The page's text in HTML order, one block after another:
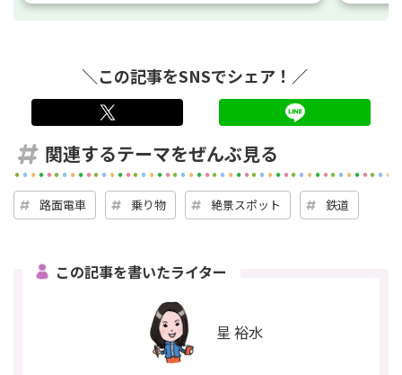
＼この記事をSNSでシェア！／
関連するテーマをぜんぶ見る
路面電車 乗り物 絶景スポット 鉄道
この記事を書いたライター
星 裕水